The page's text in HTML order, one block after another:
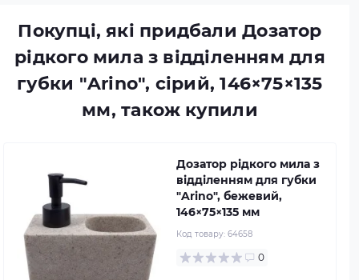
Покупці, які придбали Дозатор
рідкого мила з відділенням для
губки "Arino", сірий, 146×75×135
мм, також купили
Дозатор рідкого мила з
відділенням для губки
"Arino", бежевий,
146×75×135 мм
Код товару: 64658
0